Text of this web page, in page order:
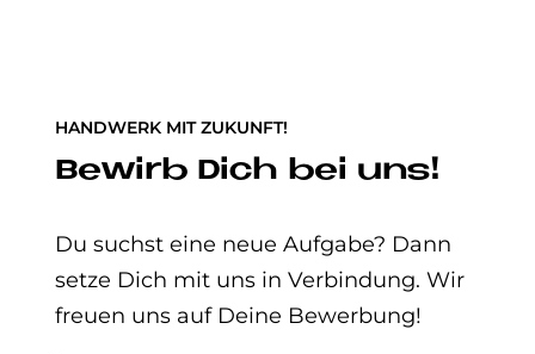
HANDWERK MIT ZUKUNFT!
Be­wirb Dich bei uns!
Du suchst eine neue Aufgabe? Dann
setze Dich mit uns in Verbindung. Wir
freuen uns auf Deine Bewerbung!